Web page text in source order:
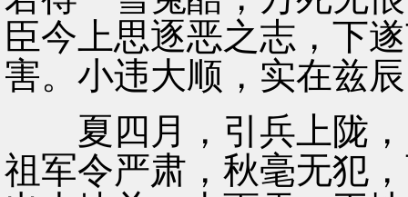
臣今上思逐恶之志，下
害。小违大顺，实在兹
夏四月，引兵上陇，
祖军令严肃，秋毫无犯